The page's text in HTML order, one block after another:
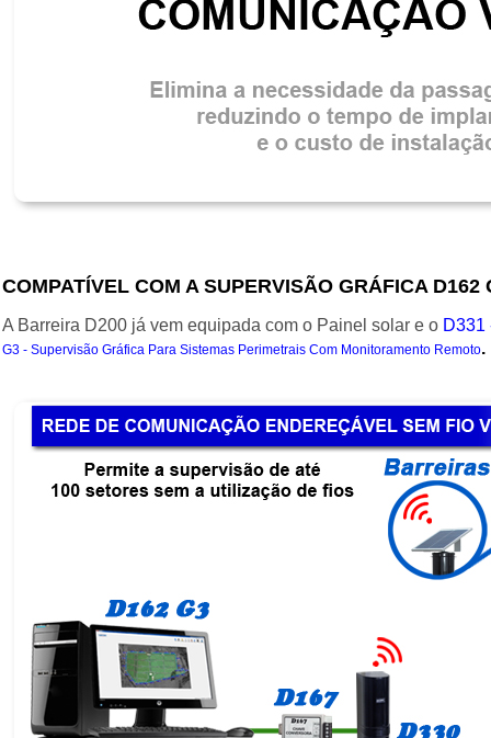
COMPATÍVEL COM A SUPERVISÃO GRÁFICA D162
A Barreira D200 já vem equipada com o Painel solar e o D331
G3 - Supervisão Gráfica Para Sistemas Perimetrais Com Monitoramento Remoto.